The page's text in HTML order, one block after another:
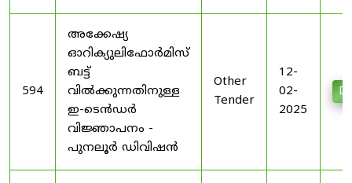
594
അക്കേഷ്യ
ഓറിക്യുലിഫോർമിസ്
ബട്ട്
വിൽക്കുന്നതിനുള്ള
ഇ-ടെൻഡർ
വിജ്ഞാപനം -
പുനലൂർ ഡിവിഷൻ
Other
Tender
12-
02-
2025